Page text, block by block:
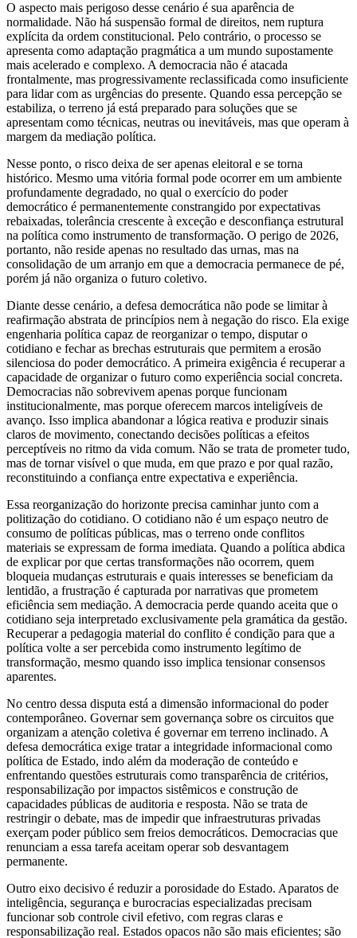
O aspecto mais perigoso desse cenário é sua aparência de
normalidade. Não há suspensão formal de direitos, nem ruptura
explícita da ordem constitucional. Pelo contrário, o processo se
apresenta como adaptação pragmática a um mundo supostamente
mais acelerado e complexo. A democracia não é atacada
frontalmente, mas progressivamente reclassificada como insuficiente
para lidar com as urgências do presente. Quando essa percepção se
estabiliza, o terreno já está preparado para soluções que se
apresentam como técnicas, neutras ou inevitáveis, mas que operam à
margem da mediação política.
Nesse ponto, o risco deixa de ser apenas eleitoral e se torna
histórico. Mesmo uma vitória formal pode ocorrer em um ambiente
profundamente degradado, no qual o exercício do poder
democrático é permanentemente constrangido por expectativas
rebaixadas, tolerância crescente à exceção e desconfiança estrutural
na política como instrumento de transformação. O perigo de 2026,
portanto, não reside apenas no resultado das urnas, mas na
consolidação de um arranjo em que a democracia permanece de pé,
porém já não organiza o futuro coletivo.
Diante desse cenário, a defesa democrática não pode se limitar à
reafirmação abstrata de princípios nem à negação do risco. Ela exige
engenharia política capaz de reorganizar o tempo, disputar o
cotidiano e fechar as brechas estruturais que permitem a erosão
silenciosa do poder democrático. A primeira exigência é recuperar a
capacidade de organizar o futuro como experiência social concreta.
Democracias não sobrevivem apenas porque funcionam
institucionalmente, mas porque oferecem marcos inteligíveis de
avanço. Isso implica abandonar a lógica reativa e produzir sinais
claros de movimento, conectando decisões políticas a efeitos
perceptíveis no ritmo da vida comum. Não se trata de prometer tudo,
mas de tornar visível o que muda, em que prazo e por qual razão,
reconstituindo a confiança entre expectativa e experiência.
Essa reorganização do horizonte precisa caminhar junto com a
politização do cotidiano. O cotidiano não é um espaço neutro de
consumo de políticas públicas, mas o terreno onde conflitos
materiais se expressam de forma imediata. Quando a política abdica
de explicar por que certas transformações não ocorrem, quem
bloqueia mudanças estruturais e quais interesses se beneficiam da
lentidão, a frustração é capturada por narrativas que prometem
eficiência sem mediação. A democracia perde quando aceita que o
cotidiano seja interpretado exclusivamente pela gramática da gestão.
Recuperar a pedagogia material do conflito é condição para que a
política volte a ser percebida como instrumento legítimo de
transformação, mesmo quando isso implica tensionar consensos
aparentes.
No centro dessa disputa está a dimensão informacional do poder
contemporâneo. Governar sem governança sobre os circuitos que
organizam a atenção coletiva é governar em terreno inclinado. A
defesa democrática exige tratar a integridade informacional como
política de Estado, indo além da moderação de conteúdo e
enfrentando questões estruturais como transparência de critérios,
responsabilização por impactos sistêmicos e construção de
capacidades públicas de auditoria e resposta. Não se trata de
restringir o debate, mas de impedir que infraestruturas privadas
exerçam poder público sem freios democráticos. Democracias que
renunciam a essa tarefa aceitam operar sob desvantagem
permanente.
Outro eixo decisivo é reduzir a porosidade do Estado. Aparatos de
inteligência, segurança e burocracias especializadas precisam
funcionar sob controle civil efetivo, com regras claras e
responsabilização real. Estados opacos não são mais eficientes; são